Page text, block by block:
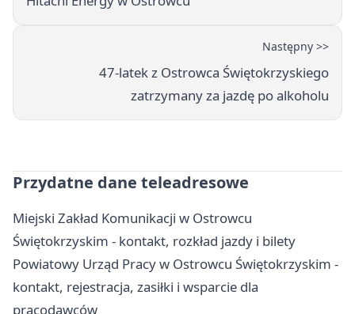
Następny >>
47-latek z Ostrowca Świętokrzyskiego
zatrzymany za jazdę po alkoholu
Przydatne dane teleadresowe
Miejski Zakład Komunikacji w Ostrowcu
Świętokrzyskim - kontakt, rozkład jazdy i bilety
Powiatowy Urząd Pracy w Ostrowcu Świętokrzyskim -
kontakt, rejestracja, zasiłki i wsparcie dla
pracodawców